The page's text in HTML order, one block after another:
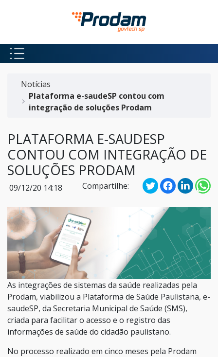
Pular para o Conteúdo principal
Notícias
Plataforma e-saudeSP contou com
integração de soluções Prodam
PLATAFORMA E-SAUDESP
CONTOU COM INTEGRAÇÃO DE
SOLUÇÕES PRODAM
09/12/20 14:18 Compartilhe:
As integrações de sistemas da saúde realizadas pela
Prodam, viabilizou a Plataforma de Saúde Paulistana, e-
saudeSP, da Secretaria Municipal de Saúde (SMS),
criada para facilitar o acesso e o registro das
informações de saúde do cidadão paulistano.
No processo realizado em cinco meses pela Prodam